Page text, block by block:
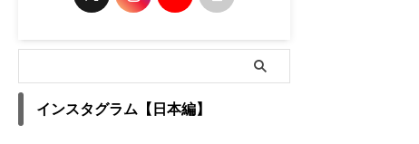
インスタグラム【日本編】